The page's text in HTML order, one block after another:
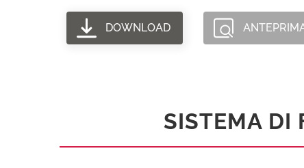
DOWNLOAD
SISTEMA DI